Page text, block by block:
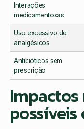
Interações
medicamentosas
Uso excessivo de
analgésicos
Antibióticos sem
prescrição
Impactos